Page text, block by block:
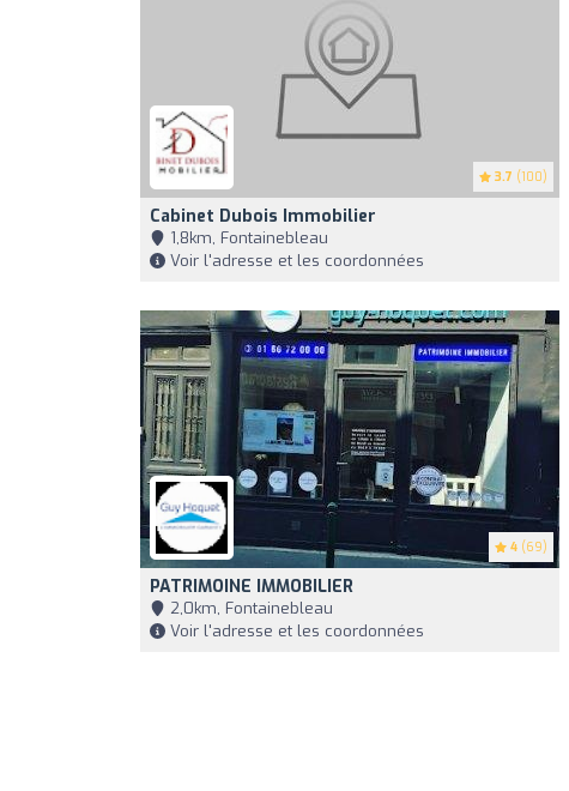
3.7 (100)
Cabinet Dubois Immobilier
1,8km, Fontainebleau
Voir l'adresse et les coordonnées
4 (69)
PATRIMOINE IMMOBILIER
2,0km, Fontainebleau
Voir l'adresse et les coordonnées